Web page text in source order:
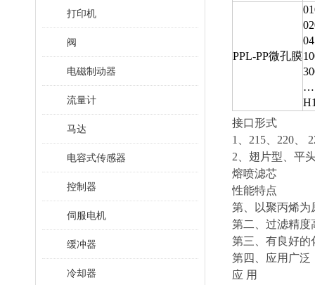
打印机
阀
电磁制动器
流量计
马达
电容式传感器
控制器
伺服电机
缓冲器
冷却器
PPL-PP微孔膜
接口形式
1、215、220、
2、翅片型、平
熔喷滤芯
性能特点
第、以聚丙烯为
第二、过滤精度
第三、有良好的
第四、应用广泛
应 用